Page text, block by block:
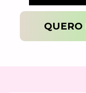
QUERO